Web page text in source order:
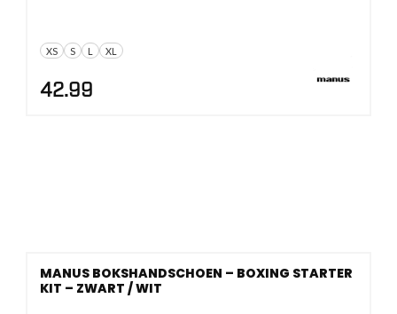
XS S L XL
42.99
MANUS BOKSHANDSCHOEN – BOXING STARTER
KIT – ZWART / WIT